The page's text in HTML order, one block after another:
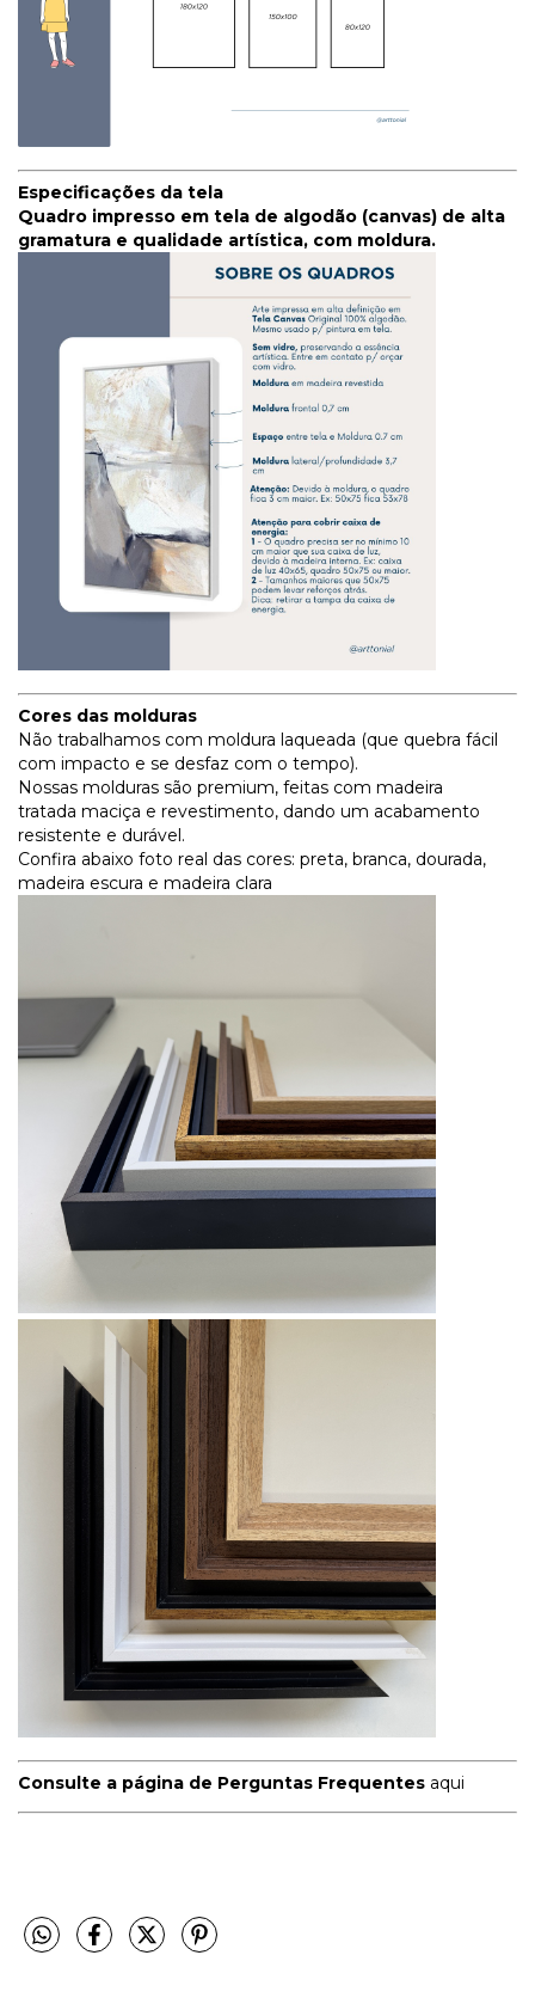
Especificações da tela
Quadro impresso em tela de algodão (canvas) de alta
gramatura e qualidade artística, com moldura.
Cores das molduras
Não trabalhamos com moldura laqueada (que quebra fácil
com impacto e se desfaz com o tempo).
Nossas molduras são premium, feitas com madeira
tratada maciça e revestimento, dando um acabamento
resistente e durável.
Confira abaixo foto real das cores: preta, branca, dourada,
madeira escura e madeira clara
Consulte a página de Perguntas Frequentes aqui